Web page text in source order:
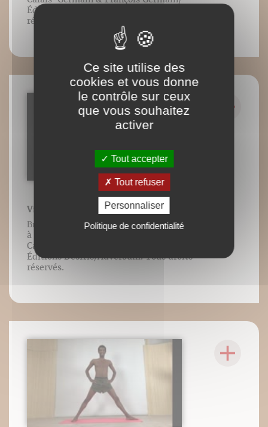
Éditions DésIris/Adverbum. Tous droits
réservés.
Vidéo 16 : Guerrier (2)
Видео 16: поза воина (2) Contenu vidéo lié
à l’ouvrage Genou & Yoga ©️Blandine
Calais-Germain & François Germain/
Éditions DésIris/Adverbum. Tous droits
réservés.
Ce site utilise des
cookies et vous donne
le contrôle sur ceux
que vous souhaitez
activer
Tout accepter
Tout refuser
Personnaliser
Politique de confidentialité